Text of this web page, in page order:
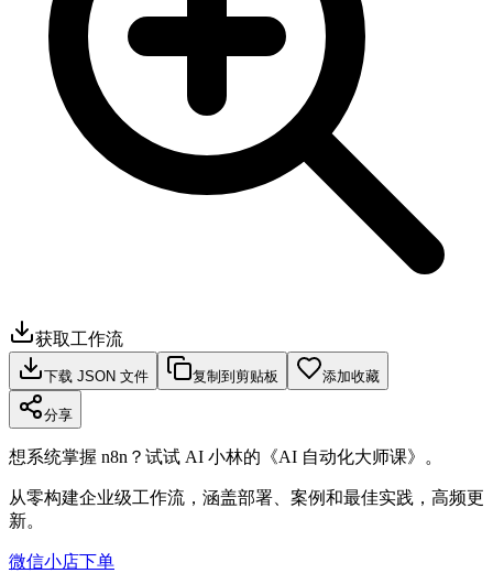
获取工作流
下载 JSON 文件 复制到剪贴板 添加收藏
分享
想系统掌握 n8n？试试 AI 小林的《AI 自动化大师课》。
从零构建企业级工作流，涵盖部署、案例和最佳实践，高频更
新。
微信小店下单